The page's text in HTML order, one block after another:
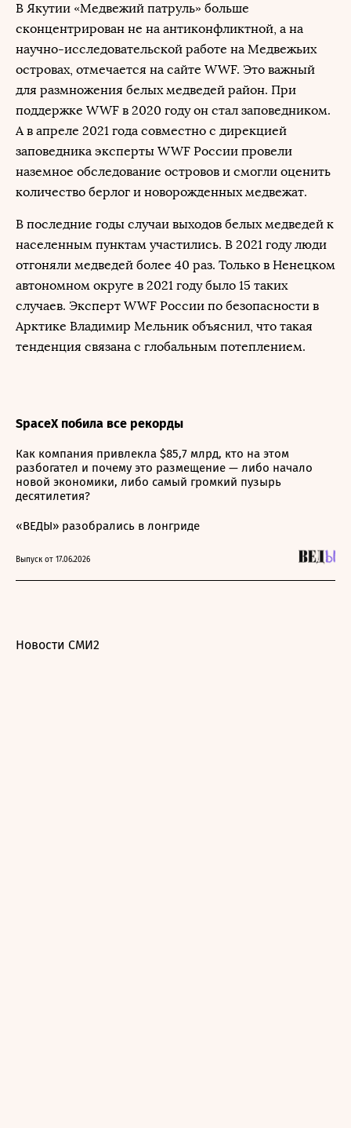
В Якутии «Медвежий патруль» больше
сконцентрирован не на антиконфликтной, а на
научно-исследовательской работе на Медвежьих
островах, отмечается на сайте WWF. Это важный
для размножения белых медведей район. При
поддержке WWF в 2020 году он стал заповедником.
А в апреле 2021 года совместно с дирекцией
заповедника эксперты WWF России провели
наземное обследование островов и смогли оценить
количество берлог и новорожденных медвежат.
В последние годы случаи выходов белых медведей к
населенным пунктам участились. В 2021 году люди
отгоняли медведей более 40 раз. Только в Ненецком
автономном округе в 2021 году было 15 таких
случаев. Эксперт WWF России по безопасности в
Арктике Владимир Мельник объяснил, что такая
тенденция связана с глобальным потеплением.
SpaceX побила все рекорды
Как компания привлекла $85,7 млрд, кто на этом
разбогател и почему это размещение — либо начало
новой экономики, либо самый громкий пузырь
десятилетия?
«ВЕДЫ» разобрались в лонгриде
Выпуск от 17.06.2026
Новости СМИ2